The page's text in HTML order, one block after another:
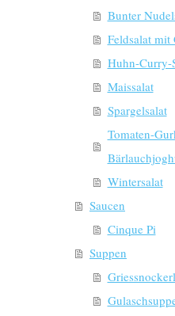
Bunter
Feldsalat mit
Huhn-Curry-
Maissalat
Spargelsalat
Tomaten-
Wintersalat
Saucen
Cinque Pi
Suppen